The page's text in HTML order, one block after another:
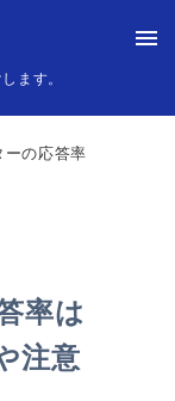
ます。
ーの応答率
率は
注意